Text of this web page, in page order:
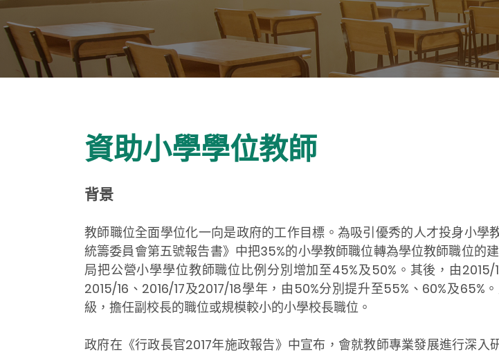
資助小學學位教師
背景
教師職位全面學位化一向是政府的工作目標。為吸引優秀的人才投身小
統籌委員會第五號報告書》中把35%的小學教師職位轉為學位教師職位
局把公營小學學位教師職位比例分別增加至45%及50%。其後，由
2015/16、2016/17及2017/18學年，由50%分別提升至55%、60%及
級，擔任副校長的職位或規模較小的小學校長職位。
政府在《行政長官2017年施政報告》中宣布，會就教師專業發展進行深